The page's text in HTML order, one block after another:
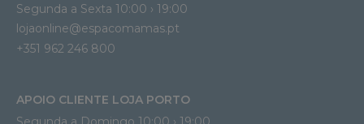
Segunda a Sexta 10:00 › 19:00
lojaonline@espacomamas.pt
+351 962 246 800
APOIO CLIENTE LOJA PORTO